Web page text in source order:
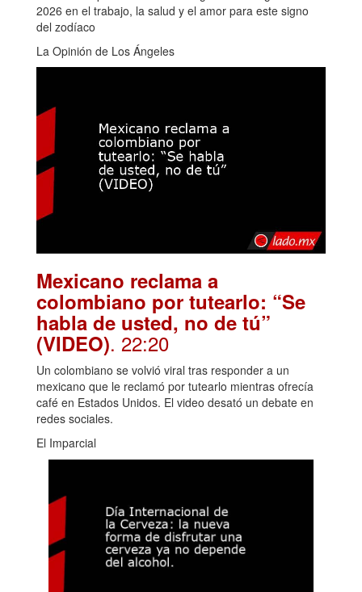
2026 en el trabajo, la salud y el amor para este signo
del zodíaco
La Opinión de Los Ángeles
Mexicano reclama a
colombiano por tutearlo: “Se
habla de usted, no de tú”
(VIDEO). 22:20
Un colombiano se volvió viral tras responder a un
mexicano que le reclamó por tutearlo mientras ofrecía
café en Estados Unidos. El video desató un debate en
redes sociales.
El Imparcial